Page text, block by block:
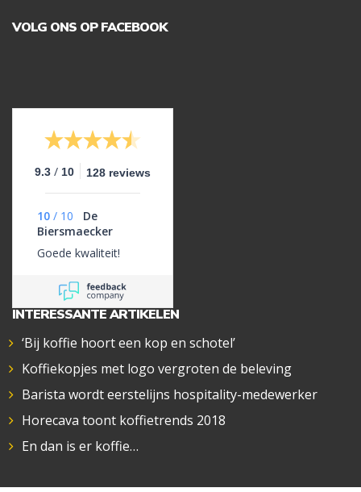
VOLG ONS OP FACEBOOK
9.3 / 10 128 reviews
10 / 10
De
Biersmaecker
Goede kwaliteit!
INTERESSANTE ARTIKELEN
‘Bij koffie hoort een kop en schotel’
Koffiekopjes met logo vergroten de beleving
Barista wordt eerstelijns hospitality-medewerker
Horecava toont koffietrends 2018
En dan is er koffie…